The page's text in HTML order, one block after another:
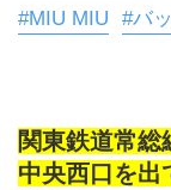
#MIU MIU
#バ
関東鉄道常総
中央西口を出